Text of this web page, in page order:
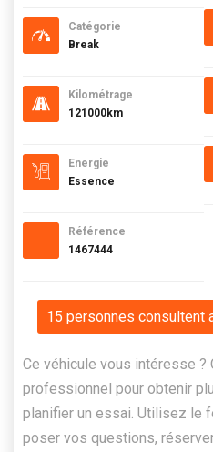
Catégorie
Break
Kilométrage
121000km
Energie
Essence
Référence
1467444
15 personnes consultent
Ce véhicule vous intéresse
professionnel pour obtenir
planifier un essai. Utilisez le
poser vos questions,